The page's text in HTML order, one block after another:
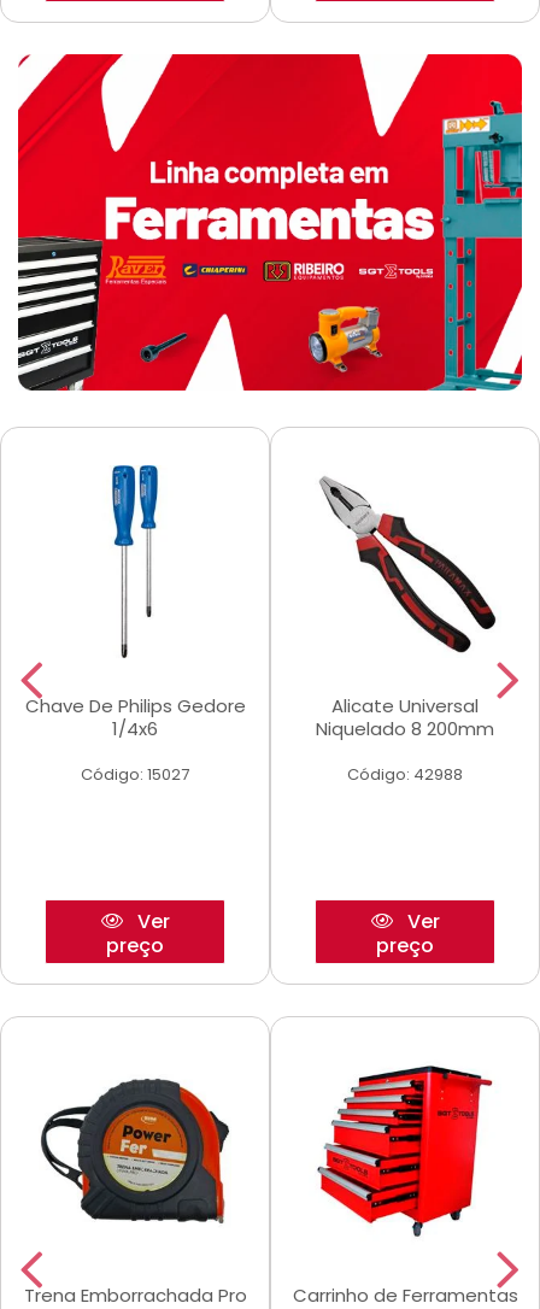
Chave De Philips Gedore
1/4x6
Código: 15027
Ver
preço
Alicate Universal
Niquelado 8 200mm
Código: 42988
Ver
preço
Trena Emborrachada Pro
Carrinho de Ferramentas